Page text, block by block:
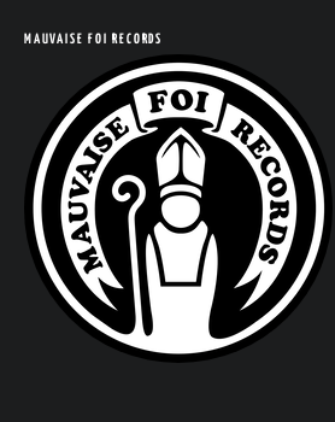
MAUVAISE FOI RECORDS